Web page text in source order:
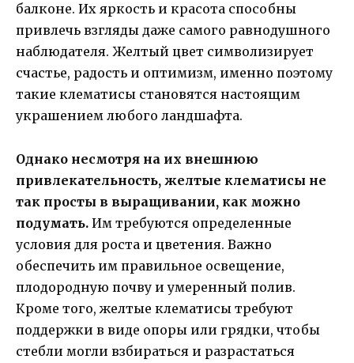
балконе. Их яркость и красота способны
привлечь взгляды даже самого равнодушного
наблюдателя. Желтый цвет символизирует
счастье, радость и оптимизм, именно поэтому
такие клематисы становятся настоящим
украшением любого ландшафта.
Однако несмотря на их внешнюю
привлекательность, желтые клематисы не
так просты в выращивании, как можно
подумать. Им требуются определенные
условия для роста и цветения. Важно
обеспечить им правильное освещение,
плодородную почву и умеренный полив.
Кроме того, желтые клематисы требуют
поддержки в виде опоры или грядки, чтобы
стебли могли взбираться и разрастаться